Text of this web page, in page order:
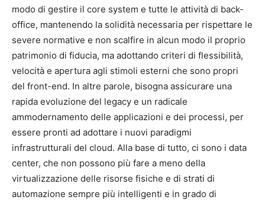
modo di gestire il core system e tutte le attività di back-
office, mantenendo la solidità necessaria per rispettare le
severe normative e non scalfire in alcun modo il proprio
patrimonio di fiducia, ma adottando criteri di flessibilità,
velocità e apertura agli stimoli esterni che sono propri
del front-end. In altre parole, bisogna assicurare una
rapida evoluzione del legacy e un radicale
ammodernamento delle applicazioni e dei processi, per
essere pronti ad adottare i nuovi paradigmi
infrastrutturali del cloud. Alla base di tutto, ci sono i data
center, che non possono più fare a meno della
virtualizzazione delle risorse fisiche e di strati di
automazione sempre più intelligenti e in grado di